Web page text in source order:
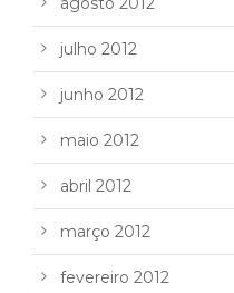
julho 2012
junho 2012
maio 2012
abril 2012
março 2012
fevereiro 2012